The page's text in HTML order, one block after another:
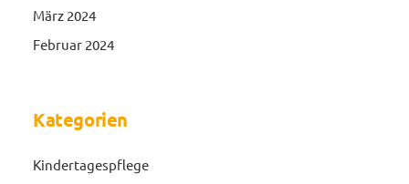
März 2024
Februar 2024
Kategorien
Kindertagespflege